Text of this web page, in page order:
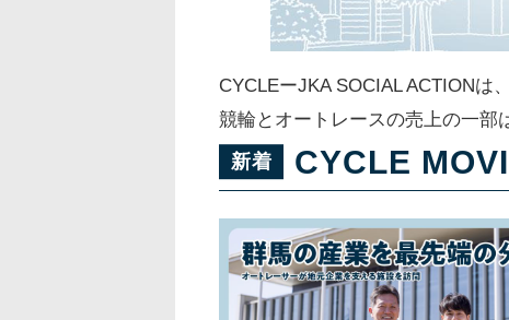
CYCLEーJKA SOCIAL ACTIONは
競輪とオートレースの売上の一部
CYCLE